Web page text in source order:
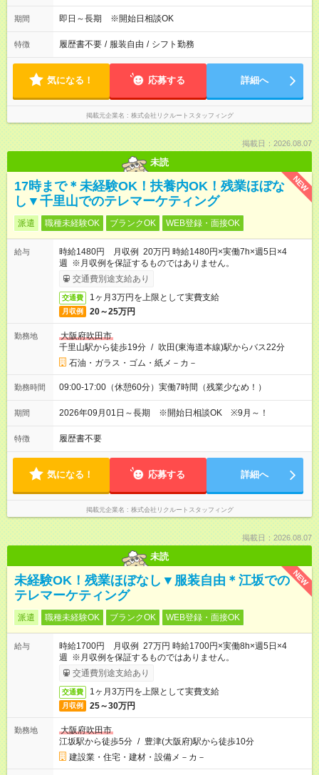
期間 即日～長期 ※開始日相談OK
特徴 履歴書不要 / 服装自由 / シフト勤務
気になる！ 応募する 詳細へ
掲載元企業名 株式会社リクルートスタッフィング
掲載日：2026.08.07
未読
NEW
17時まで＊未経験OK！扶養内OK！残業ほぼな
し▼千里山でのテレマーケティング
派遣 職種未経験OK ブランクOK WEB登録・面接OK
給与
時給1480円 月収例 20万円 時給1480円×実働7h×週5日×4
週 ※月収例を保証するものではありません。
交通費別途支給あり
交通費 1ヶ月3万円を上限として実費支給
月収例 20～25万円
勤務地
大阪府吹田市
千里山駅から徒歩19分 / 吹田(東海道本線)駅からバス22分
石油・ガラス・ゴム・紙メ－カ－
勤務時間 09:00-17:00（休憩60分）実働7時間（残業少なめ！）
期間 2026年09月01日～長期 ※開始日相談OK ※9月～！
特徴 履歴書不要
気になる！ 応募する 詳細へ
掲載元企業名 株式会社リクルートスタッフィング
掲載日：2026.08.07
未読
NEW
未経験OK！残業ほぼなし▼服装自由＊江坂での
テレマーケティング
派遣 職種未経験OK ブランクOK WEB登録・面接OK
給与
時給1700円 月収例 27万円 時給1700円×実働8h×週5日×4
週 ※月収例を保証するものではありません。
交通費別途支給あり
交通費 1ヶ月3万円を上限として実費支給
月収例 25～30万円
勤務地
大阪府吹田市
江坂駅から徒歩5分 / 豊津(大阪府)駅から徒歩10分
建設業・住宅・建材・設備メ－カ－